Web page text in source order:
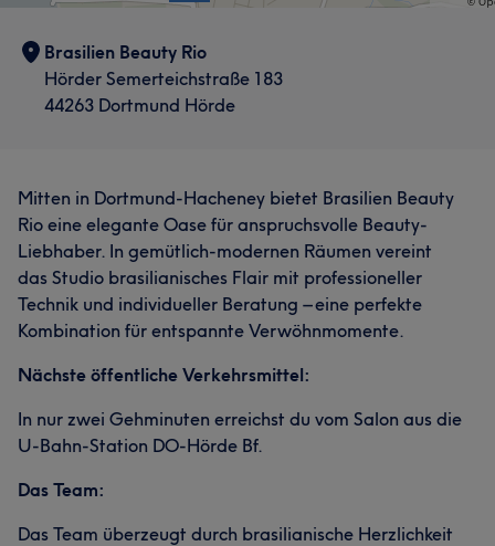
Brasilien Beauty Rio
Hörder Semerteichstraße 183
44263 Dortmund Hörde
Mitten in Dortmund-Hacheney bietet Brasilien Beauty
Rio eine elegante Oase für anspruchsvolle Beauty-
Liebhaber. In gemütlich-modernen Räumen vereint
das Studio brasilianisches Flair mit professioneller
Technik und individueller Beratung – eine perfekte
Kombination für entspannte Verwöhnmomente.
Nächste öffentliche Verkehrsmittel:
In nur zwei Gehminuten erreichst du vom Salon aus die
U-Bahn-Station DO-Hörde Bf.
Das Team:
Das Team überzeugt durch brasilianische Herzlichkeit